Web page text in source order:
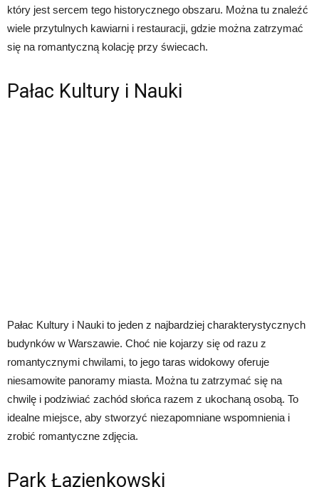
który jest sercem tego historycznego obszaru. Można tu znaleźć
wiele przytulnych kawiarni i restauracji, gdzie można zatrzymać
się na romantyczną kolację przy świecach.
Pałac Kultury i Nauki
Pałac Kultury i Nauki to jeden z najbardziej charakterystycznych
budynków w Warszawie. Choć nie kojarzy się od razu z
romantycznymi chwilami, to jego taras widokowy oferuje
niesamowite panoramy miasta. Można tu zatrzymać się na
chwilę i podziwiać zachód słońca razem z ukochaną osobą. To
idealne miejsce, aby stworzyć niezapomniane wspomnienia i
zrobić romantyczne zdjęcia.
Park Łazienkowski